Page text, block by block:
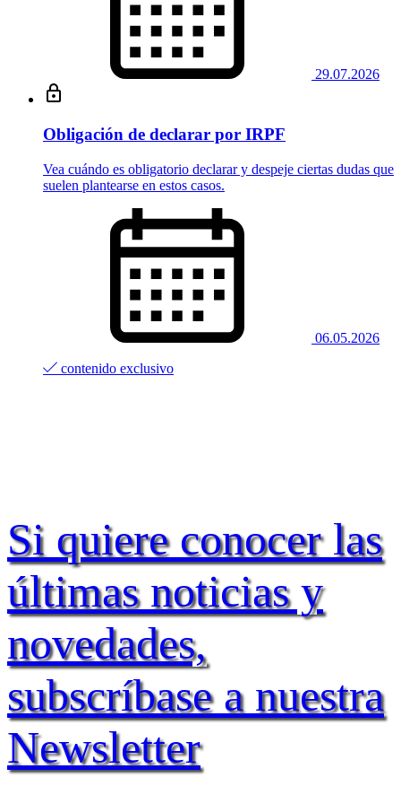
29.07.2026
Obligación de declarar por IRPF
Vea cuándo es obligatorio declarar y despeje ciertas dudas que
suelen plantearse en estos casos.
06.05.2026
contenido exclusivo
Si quiere conocer las
últimas noticias y
novedades,
subscríbase a nuestra
Newsletter